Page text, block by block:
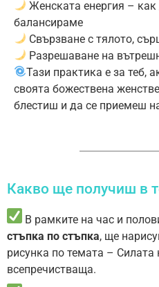
Женската енергия –
балансираме
Свързване с тялото,
Разрешаване на
Тази практика е за теб,
своята божествена
блестиш и да се приемеш
Какво ще получиш в
В рамките на час и
стъпка по стъпка, ще
рисунка по темата –
всепречистваща.